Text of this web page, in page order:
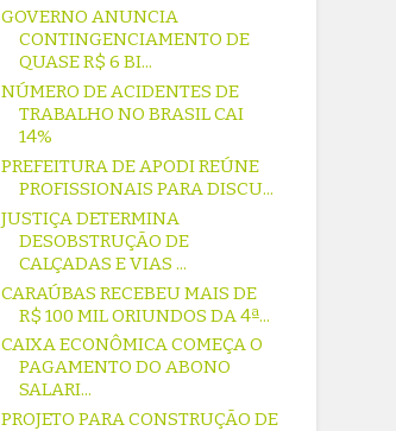
GOVERNO ANUNCIA
CONTINGENCIAMENTO DE
QUASE R$ 6 BI...
NÚMERO DE ACIDENTES DE
TRABALHO NO BRASIL CAI
14%
PREFEITURA DE APODI REÚNE
PROFISSIONAIS PARA DISCU...
JUSTIÇA DETERMINA
DESOBSTRUÇÃO DE
CALÇADAS E VIAS ...
CARAÚBAS RECEBEU MAIS DE
R$ 100 MIL ORIUNDOS DA 4ª...
CAIXA ECONÔMICA COMEÇA O
PAGAMENTO DO ABONO
SALARI...
PROJETO PARA CONSTRUÇÃO DE